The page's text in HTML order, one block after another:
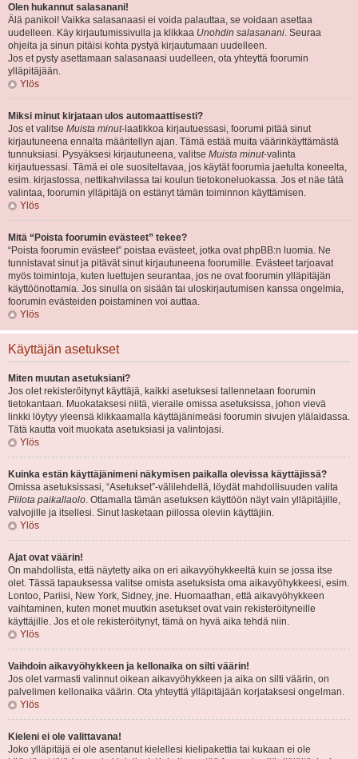
Olen hukannut salasanani!
Älä panikoi! Vaikka salasanaasi ei voida palauttaa, se voidaan asettaa
uudelleen. Käy kirjautumissivulla ja klikkaa Unohdin salasanani. Seuraa
ohjeita ja sinun pitäisi kohta pystyä kirjautumaan uudelleen.
Jos et pysty asettamaan salasanaasi uudelleen, ota yhteyttä foorumin
ylläpitäjään.
Ylös
Miksi minut kirjataan ulos automaattisesti?
Jos et valitse Muista minut-laatikkoa kirjautuessasi, foorumi pitää sinut
kirjautuneena ennalta määritellyn ajan. Tämä estää muita väärinkäyttämästä
tunnuksiasi. Pysyäksesi kirjautuneena, valitse Muista minut-valinta
kirjautuessasi. Tämä ei ole suositeltavaa, jos käytät foorumia jaetulta koneelta,
esim. kirjastossa, nettikahvilassa tai koulun tietokoneluokassa. Jos et näe tätä
valintaa, foorumin ylläpitäjä on estänyt tämän toiminnon käyttämisen.
Ylös
Mitä “Poista foorumin evästeet” tekee?
“Poista foorumin evästeet” poistaa evästeet, jotka ovat phpBB:n luomia. Ne
tunnistavat sinut ja pitävät sinut kirjautuneena foorumille. Evästeet tarjoavat
myös toimintoja, kuten luettujen seurantaa, jos ne ovat foorumin ylläpitäjän
käyttöönottamia. Jos sinulla on sisään tai uloskirjautumisen kanssa ongelmia,
foorumin evästeiden poistaminen voi auttaa.
Ylös
Käyttäjän asetukset
Miten muutan asetuksiani?
Jos olet rekisteröitynyt käyttäjä, kaikki asetuksesi tallennetaan foorumin
tietokantaan. Muokataksesi niitä, vieraile omissa asetuksissa, johon vievä
linkki löytyy yleensä klikkaamalla käyttäjänimeäsi foorumin sivujen ylälaidassa.
Tätä kautta voit muokata asetuksiasi ja valintojasi.
Ylös
Kuinka estän käyttäjänimeni näkymisen paikalla olevissa käyttäjissä?
Omissa asetuksissasi, “Asetukset”-välilehdellä, löydät mahdollisuuden valita
Piilota paikallaolo. Ottamalla tämän asetuksen käyttöön näyt vain ylläpitäjille,
valvojille ja itsellesi. Sinut lasketaan piilossa oleviin käyttäjiin.
Ylös
Ajat ovat väärin!
On mahdollista, että näytetty aika on eri aikavyöhykkeeltä kuin se jossa itse
olet. Tässä tapauksessa valitse omista asetuksista oma aikavyöhykkeesi, esim.
Lontoo, Pariisi, New York, Sidney, jne. Huomaathan, että aikavyöhykkeen
vaihtaminen, kuten monet muutkin asetukset ovat vain rekisteröityneille
käyttäjille. Jos et ole rekisteröitynyt, tämä on hyvä aika tehdä niin.
Ylös
Vaihdoin aikavyöhykkeen ja kellonaika on silti väärin!
Jos olet varmasti valinnut oikean aikavyöhykkeen ja aika on silti väärin, on
palvelimen kellonaika väärin. Ota yhteyttä ylläpitäjään korjataksesi ongelman.
Ylös
Kieleni ei ole valittavana!
Joko ylläpitäjä ei ole asentanut kielellesi kielipakettia tai kukaan ei ole